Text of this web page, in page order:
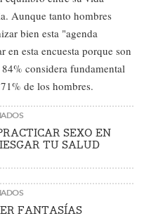
Aunque tanto hombres
bien esta "agenda
en esta encuesta porque son
considera fundamental
de los hombres.
SEXO EN
TU SALUD
FANTASÍAS